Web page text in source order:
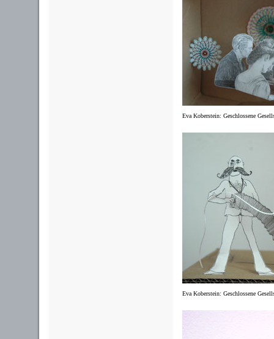
Eva Koberstein: Geschlossene
Eva Koberstein: Geschlossene